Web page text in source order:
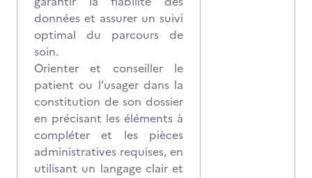
données et assurer un suivi
optimal du parcours de
soin.
Orienter et conseiller le
patient ou l’usager dans la
constitution de son dossier
en précisant les éléments à
compléter et les pièces
administratives requises, en
utilisant un langage clair et